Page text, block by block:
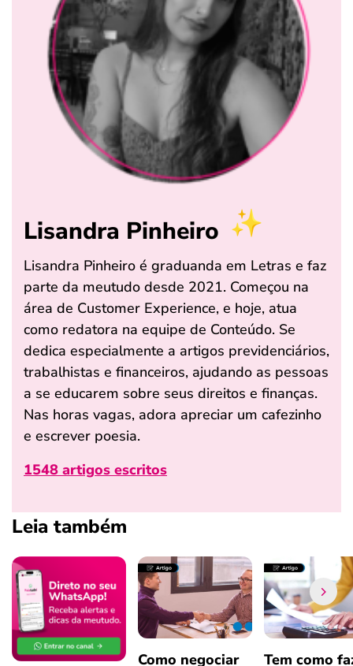
Lisandra Pinheiro
Lisandra Pinheiro é graduanda em Letras e faz
parte da meutudo desde 2021. Começou na
área de Customer Experience, e hoje, atua
como redatora na equipe de Conteúdo. Se
dedica especialmente a artigos previdenciários,
trabalhistas e financeiros, ajudando as pessoas
a se educarem sobre seus direitos e finanças.
Nas horas vagas, adora apreciar um cafezinho
e escrever poesia.
1548 artigos escritos
Leia também
Como negociar
Tem como